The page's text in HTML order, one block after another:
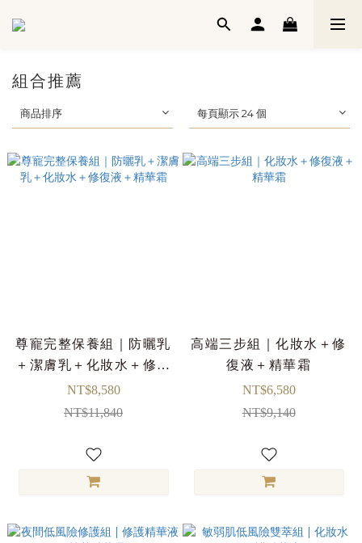
組合推薦
商品排序 每頁顯示 24 個
尊寵完整保養組｜防曬乳
＋潔膚乳＋化妝水＋修復
液＋精華霜
NT$8,580
NT$11,840
高端三步組｜化妝水＋修
復液＋精華霜
NT$6,580
NT$9,140